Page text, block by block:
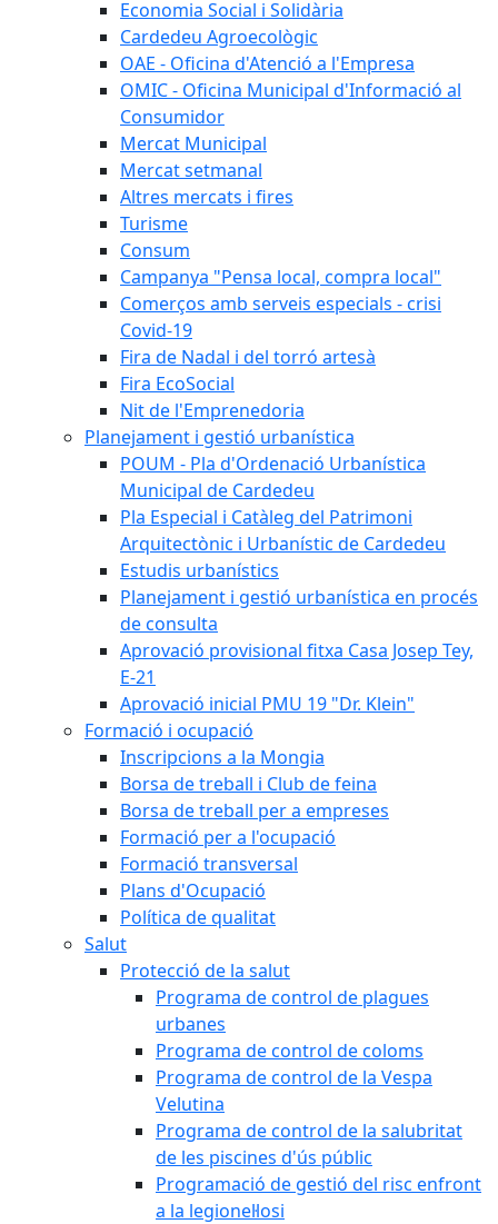
Economia Social i Solidària
Cardedeu Agroecològic
OAE - Oficina d'Atenció a l'Empresa
OMIC - Oficina Municipal d'Informació al
Consumidor
Mercat Municipal
Mercat setmanal
Altres mercats i fires
Turisme
Consum
Campanya "Pensa local, compra local"
Comerços amb serveis especials - crisi
Covid-19
Fira de Nadal i del torró artesà
Fira EcoSocial
Nit de l'Emprenedoria
Planejament i gestió urbanística
POUM - Pla d'Ordenació Urbanística
Municipal de Cardedeu
Pla Especial i Catàleg del Patrimoni
Arquitectònic i Urbanístic de Cardedeu
Estudis urbanístics
Planejament i gestió urbanística en procés
de consulta
Aprovació provisional fitxa Casa Josep Tey,
E-21
Aprovació inicial PMU 19 "Dr. Klein"
Formació i ocupació
Inscripcions a la Mongia
Borsa de treball i Club de feina
Borsa de treball per a empreses
Formació per a l'ocupació
Formació transversal
Plans d'Ocupació
Política de qualitat
Salut
Protecció de la salut
Programa de control de plagues
urbanes
Programa de control de coloms
Programa de control de la Vespa
Velutina
Programa de control de la salubritat
de les piscines d'ús públic
Programació de gestió del risc enfront
a la legionel·losi